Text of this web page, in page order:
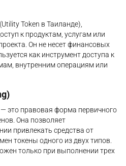
Token в Таиланде),
к продуктам, услугам или
Он не несет финансовых
как инструмент доступа к
внутренним операциям или
— это правовая форма первичного
Она позволяет
привлекать средства от
токены одного из двух типов.
только при выполнении трех